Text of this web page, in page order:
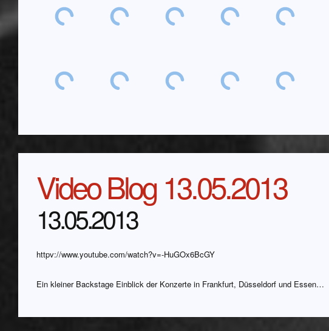
Video Blog 13.05.2013
13.05.2013
httpv://www.youtube.com/watch?v=-HuGOx6BcGY
Ein kleiner Backstage Einblick der Konzerte in Frankfurt, Düsseldorf und Essen…